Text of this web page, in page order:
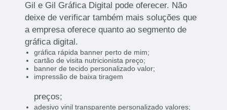
Gil e Gil Gráfica Digital pode oferecer. Não
deixe de verificar também mais soluções que
a empresa oferece quanto ao segmento de
gráfica digital.
gráfica rápida banner perto de mim;
cartão de visita nutricionista preço;
banner de tecido personalizado valor;
impressão de baixa tiragem
preços;
adesivo vinil transparente personalizado valores;